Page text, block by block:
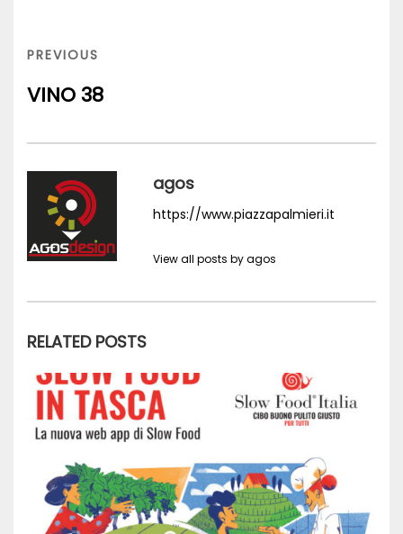
articoli
PREVIOUS
PREVIOUS
VINO 38
agos
https://www.piazzapalmieri.it
View all posts by agos
RELATED POSTS